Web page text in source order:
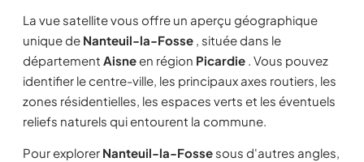
La vue satellite vous offre un aperçu géographique
unique de Nanteuil-la-Fosse , située dans le
département Aisneen région Picardie . Vous pouvez
identifier le centre-ville, les principaux axes routiers, les
zones résidentielles, les espaces verts et les éventuels
reliefs naturels qui entourent la commune.
Pour explorer Nanteuil-la-Fosse sous d'autres angles,